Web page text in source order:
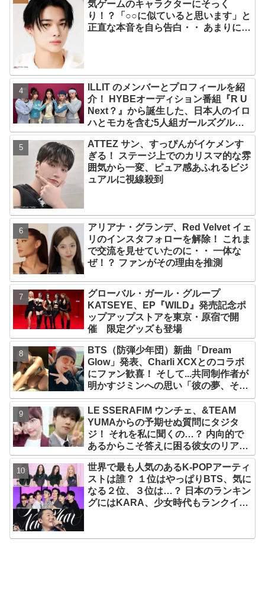
気ゲームのキャラクターにそっく
り！？「○○に似ていると思います」と
正直な本音を自ら告白・・ あまりにも
ILLIT のメンバーとプロフィールを紹
介！ HYBEオーディション番組『R U
Next？』から誕生した、日本人のイロ
ハとモカを含む5人組ガールズグルー
プ！ デビュー曲「Magnetic」がいき
なりの大ヒット
ATTEZ サン、すっぴんがイケメンす
ぎる！ ステージ上でのカリスマ的な雰
囲気から一変、ピュア感あふれるビジ
ュアルに視線殺到
アリアナ・グランデ、Red Velvet イェ
リのインスタフォローを解除！ これま
で交流を見せていたのに・・ 一体な
ぜ！？ ファンがその理由を推測
グローバル・ガール・グループ
KATSEYE、EP『WILD』発売記念ポ
ップアップストアを東京・原宿で開
催 限定グッズも登場
BTS（防弾少年団）新曲「Dream
Glow」発表、Charli XCXとのコラボ
にファン歓喜！ そして...共同制作者が
明かすジミンへの思い「彼の夢、そし
て彼の絶望から生まれた歌」
LE SSERAFIM ウンチェ、&TEAM
YUMAからの予期せぬ質問にタジタ
ジ！ それを私に聞くの…？ 内向的で
あるからこそ答えに困る彼女のリアク
ションがかわいすぎる
世界で最も人気のあるK-POPアーティ
ストは誰？ １位はやっぱりBTS、気に
なる２位、３位は…？ 日本のランキン
グにはKARA、少女時代もランクイ